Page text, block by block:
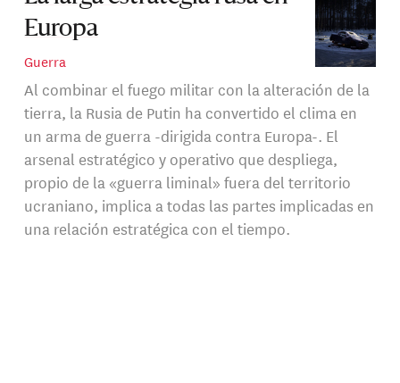
Europa
Guerra
Al combinar el fuego militar con la alteración de la
tierra, la Rusia de Putin ha convertido el clima en
un arma de guerra -dirigida contra Europa-. El
arsenal estratégico y operativo que despliega,
propio de la «guerra liminal» fuera del territorio
ucraniano, implica a todas las partes implicadas en
una relación estratégica con el tiempo.